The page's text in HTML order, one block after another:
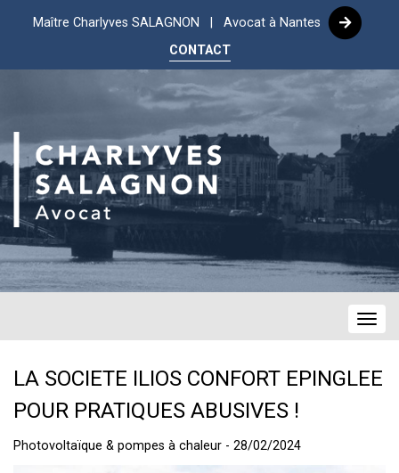
Maître Charlyves SALAGNON | Avocat à Nantes
CONTACT
LA SOCIETE ILIOS CONFORT EPINGLEE
POUR PRATIQUES ABUSIVES !
Photovoltaïque & pompes à chaleur - 28/02/2024